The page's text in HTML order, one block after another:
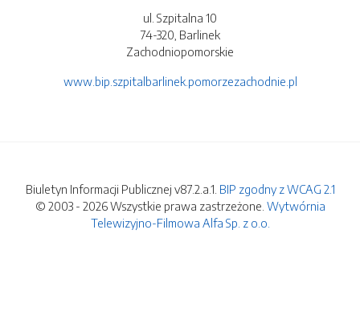
ul. Szpitalna 10
74-320, Barlinek
Zachodniopomorskie
www.bip.szpitalbarlinek.pomorzezachodnie.pl
Biuletyn Informacji Publicznej v87.2.a.1. BIP zgodny z WCAG 2.1
© 2003 - 2026 Wszystkie prawa zastrzeżone. Wytwórnia
Telewizyjno-Filmowa Alfa Sp. z o.o.